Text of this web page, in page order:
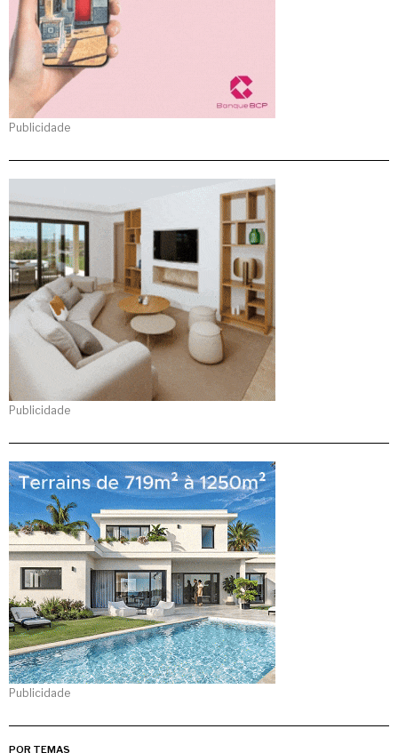
Publicidade
Publicidade
Publicidade
POR TEMAS